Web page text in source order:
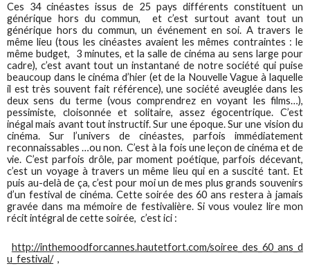
Ces 34 cinéastes issus de 25 pays différents constituent un
générique hors du commun, et c’est surtout avant tout un
générique hors du commun, un événement en soi. A travers le
même lieu (tous les cinéastes avaient les mêmes contraintes : le
même budget, 3 minutes, et la salle de cinéma au sens large pour
cadre), c’est avant tout un instantané de notre société qui puise
beaucoup dans le cinéma d’hier (et de la Nouvelle Vague à laquelle
il est très souvent fait référence), une société aveuglée dans les
deux sens du terme (vous comprendrez en voyant les films…),
pessimiste, cloisonnée et solitaire, assez égocentrique. C’est
inégal mais avant tout instructif. Sur une époque. Sur une vision du
cinéma. Sur l’univers de cinéastes, parfois immédiatement
reconnaissables …ou non. C’est à la fois une leçon de cinéma et de
vie. C’est parfois drôle, par moment poétique, parfois décevant,
c’est un voyage à travers un même lieu qui en a suscité tant. Et
puis au-delà de ça, c’est pour moi un de mes plus grands souvenirs
d’un festival de cinéma. Cette soirée des 60 ans restera à jamais
gravée dans ma mémoire de festivalière. Si vous voulez lire mon
récit intégral de cette soirée, c’est ici :
http://inthemoodforcannes.hautetfort.com/soiree_des_60_ans_d
u_festival/,